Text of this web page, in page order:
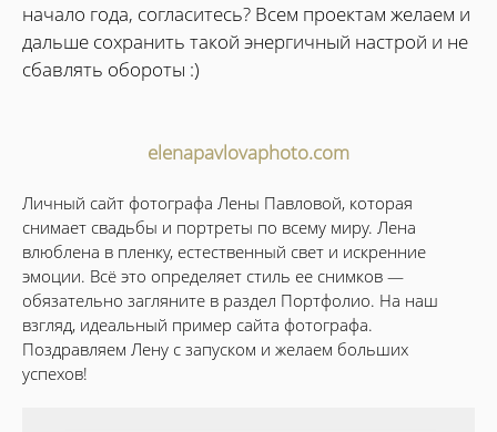
начало года, согласитесь? Всем проектам желаем и
дальше сохранить такой энергичный настрой и не
сбавлять обороты :)
elenapavlovaphoto.com
Личный сайт фотографа Лены Павловой, которая
снимает свадьбы и портреты по всему миру. Лена
влюблена в пленку, естественный свет и искренние
эмоции. Всё это определяет стиль ее снимков —
обязательно загляните в раздел Портфолио. На наш
взгляд, идеальный пример сайта фотографа.
Поздравляем Лену с запуском и желаем больших
успехов!